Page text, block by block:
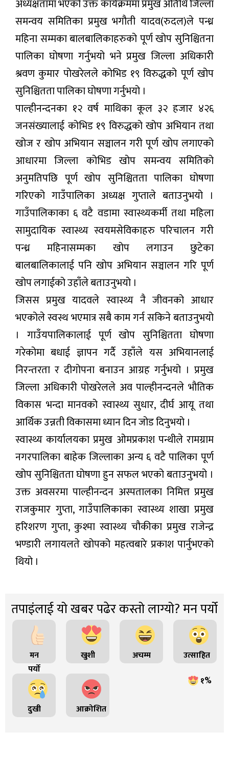
अध्यक्षतामा भएको उक्त कार्यक्रममा प्रमुख अतिथि जिल्ला
समन्वय समितिका प्रमुख भगौती यादव(रुदल)ले पन्ध्र
महिना सम्मका बालबालिकाहरुको पूर्ण खोप सुनिश्चितना
पालिका घोषणा गर्नुभयो भने प्रमुख जिल्ला अधिकारी
श्रवण कुमार पोखरेलले कोभिड १९ विरुद्धको पूर्ण खोप
सुनिश्चितता पालिका घोषणा गर्नुभयो ।
पाल्हीनन्दनका १२ वर्ष माथिका कूल ३२ हजार ४२६
जनसंख्यालाई कोभिड १९ विरुद्धको खोप अभियान तथा
खोज र खोप अभियान सञ्चालन गरी पूर्ण खोप लगाएको
आधारमा जिल्ला कोभिड खोप समन्वय समितिको
अनुमतिपछि पूर्ण खोप सुनिश्चितता पालिका घोषणा
गरिएको गाउँपालिका अध्यक्ष गुप्ताले बताउनुभयो ।
गाउँपालिकाका ६ वटै वडामा स्वास्थ्यकर्मी तथा महिला
सामुदायिक स्वास्थ्य स्वयमसेविकाहरु परिचालन गरी
पन्ध्र महिनासम्मका खोप लगाउन छुटेका
बालबालिकालाई पनि खोप अभियान सञ्चालन गरि पूर्ण
खोप लगाईको उहाँले बताउनुभयो ।
जिसस प्रमुख यादवले स्वास्थ्य नै जीवनको आधार
भएकोले स्वस्थ भएमात्र सबै काम गर्न सकिने बताउनुभयो
। गाउँयपालिकालाई पूर्ण खोप सुनिश्चितता घोषणा
गरेकोमा बधाई ज्ञापन गर्दै उहाँले यस अभियानलाई
निरन्तरता र दीगोपना बनाउन आग्रह गर्नुभयो । प्रमुख
जिल्ला अधिकारी पोखरेलले अव पाल्हीनन्दनले भौतिक
विकास भन्दा मानवको स्वास्थ्य सुधार, दीर्घ आयू तथा
आर्थिक उन्नती विकासमा ध्यान दिन जोड दिनुभयो ।
स्वास्थ्य कार्यालयका प्रमुख ओमप्रकाश पन्थीले रामग्राम
नगरपालिका बाहेक जिल्लाका अन्य ६ वटै पालिका पूर्ण
खोप सुनिश्चितता घोषणा हुन सफल भएको बताउनुभयो ।
उक्त अवसरमा पाल्हीनन्दन अस्पतालका निमित्त प्रमुख
राजकुमार गुप्ता, गाउँपालिकाका स्वास्थ्य शाखा प्रमुख
हरिशरण गुप्ता, कुश्मा स्वास्थ्य चौकीका प्रमुख राजेन्द्र
भण्डारी लगायलते खोपको महत्वबारे प्रकाश पार्नुभएको
थियो ।
तपाइंलाई यो खबर पढेर कस्तो लाग्यो? मन पर्यो
मन
पर्यो
खुशी अचम्म उत्साहित
दुखी आक्रोशित
१%